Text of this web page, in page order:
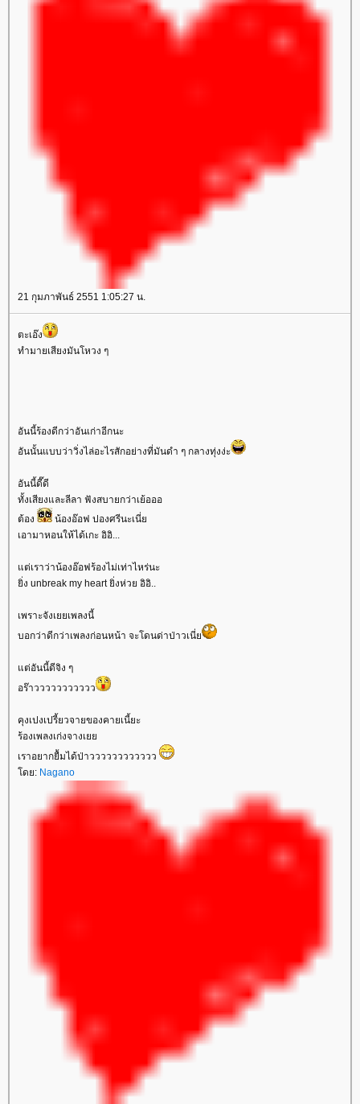
21 กุมภาพันธ์ 2551 1:05:27 น.
ตะเอ๊ง
ทำมายเสียงมันโหวง ๆ
อันนี้ร้องดีกว่าอันเก่าอีกนะ
อันนั้นแบบว่าวิ่งไล่อะไรสักอย่างที่มันดำ ๆ กลางทุ่งง่ะ
อันนี้ดี๊ดี
ทั้งเสียงและลีลา ฟังสบายกว่าเย้อออ
ต้อง
น้องอ๊อฟ ปองศรีนะเนี่
เอามาหอนให้ได้เกะ อิอิ...
ต่เราว่าน้องอ๊อฟร้องไม่เท่าไหร่นะ
ิ่ง unbreak my heart ยิ่งห่วย อิอิ..
เพราะจังเยยเพลงนี้
บอกว่าดีกว่าเพลงก่อนหน้า จะโดนด่าป่าวเนี่
ต่อันนี้ดีจิง ๆ
อร๊าววววววววววว
คุงเปงเปรี้ยวจายของคายเนี้ยะ
ร้องเพลงเก่งจางเ
เราอยากยื้มได้ป่าวววววววววววว
ดย: Nagano